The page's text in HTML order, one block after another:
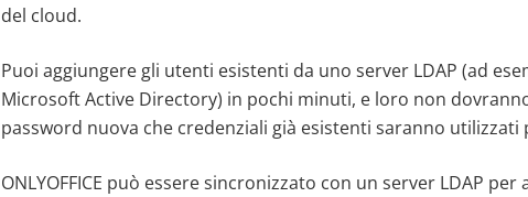
del cloud.
Puoi aggiungere gli utenti esistenti da uno server LDAP (ad
Microsoft Active Directory) in pochi minuti, e loro non
password nuova che credenziali già esistenti saranno utilizzati
ONLYOFFICE può essere sincronizzato con un server LDAP